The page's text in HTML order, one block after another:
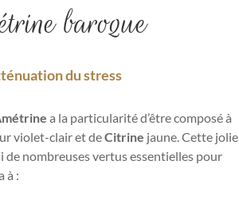
baroque
du stress
a la particularité d’être composé à
violet-clair et deCitrine jaune. Cette jolie
nombreuses vertus essentielles pour
à :